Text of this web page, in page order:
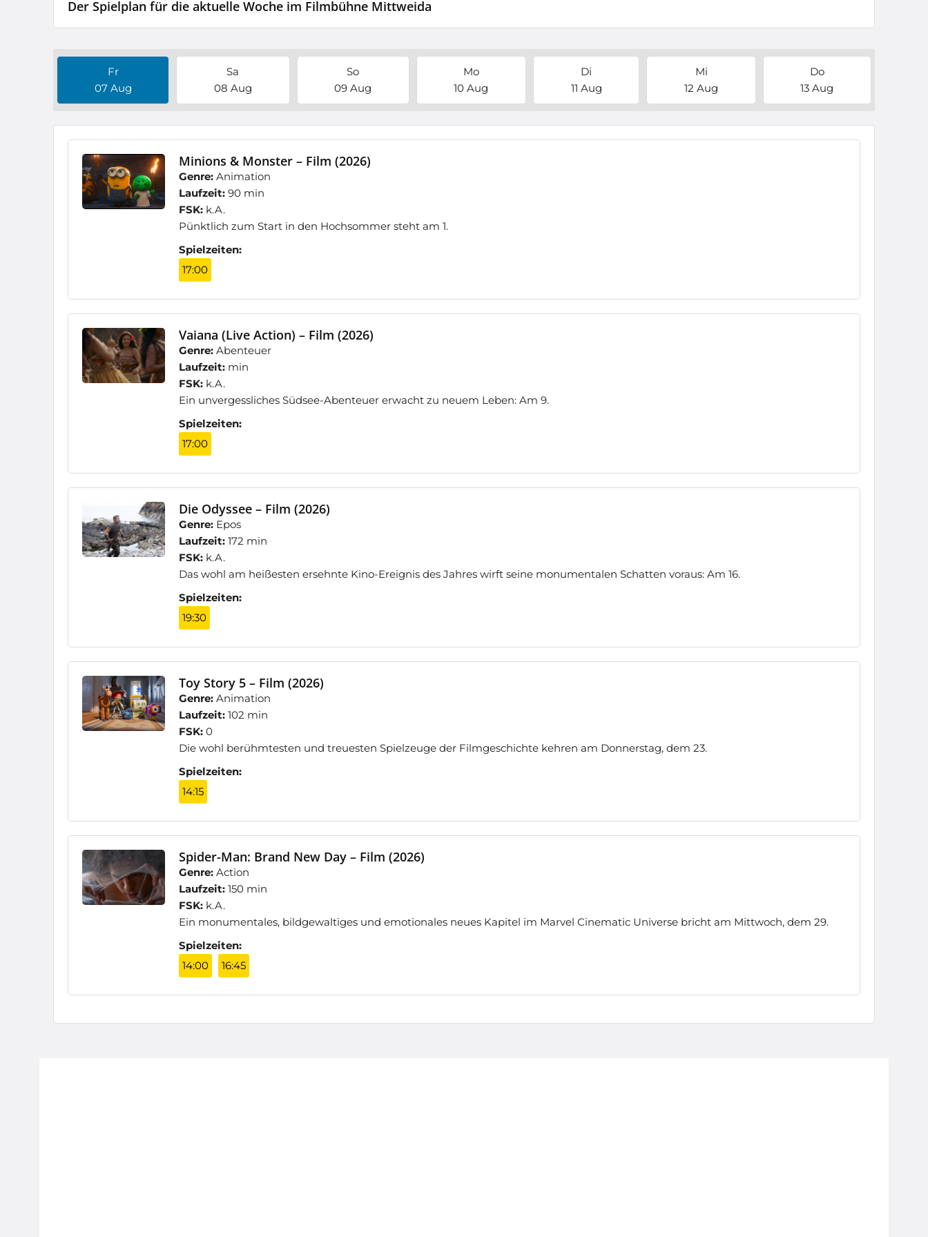
Der Spielplan für die aktuelle Woche im Filmbühne Mittweida
Fr
07 Aug
Sa
08 Aug
So
09 Aug
Mo
10 Aug
Di
11 Aug
Mi
12 Aug
Do
13 Aug
Minions & Monster – Film (2026)
Genre: Animation
Laufzeit: 90 min
FSK: k.A.
Pünktlich zum Start in den Hochsommer steht am 1.
Spielzeiten:
17:00
Vaiana (Live Action) – Film (2026)
Genre: Abenteuer
Laufzeit: min
FSK: k.A.
Ein unvergessliches Südsee-Abenteuer erwacht zu neuem Leben: Am 9.
Spielzeiten:
17:00
Die Odyssee – Film (2026)
Genre: Epos
Laufzeit: 172 min
FSK: k.A.
Das wohl am heißesten ersehnte Kino-Ereignis des Jahres wirft seine monumentalen Schatten voraus: Am 16.
Spielzeiten:
19:30
Toy Story 5 – Film (2026)
Genre: Animation
Laufzeit: 102 min
FSK: 0
Die wohl berühmtesten und treuesten Spielzeuge der Filmgeschichte kehren am Donnerstag, dem 23.
Spielzeiten:
14:15
Spider-Man: Brand New Day – Film (2026)
Genre: Action
Laufzeit: 150 min
FSK: k.A.
Ein monumentales, bildgewaltiges und emotionales neues Kapitel im Marvel Cinematic Universe bricht am Mittwoch, dem 29.
Spielzeiten:
14:00
16:45